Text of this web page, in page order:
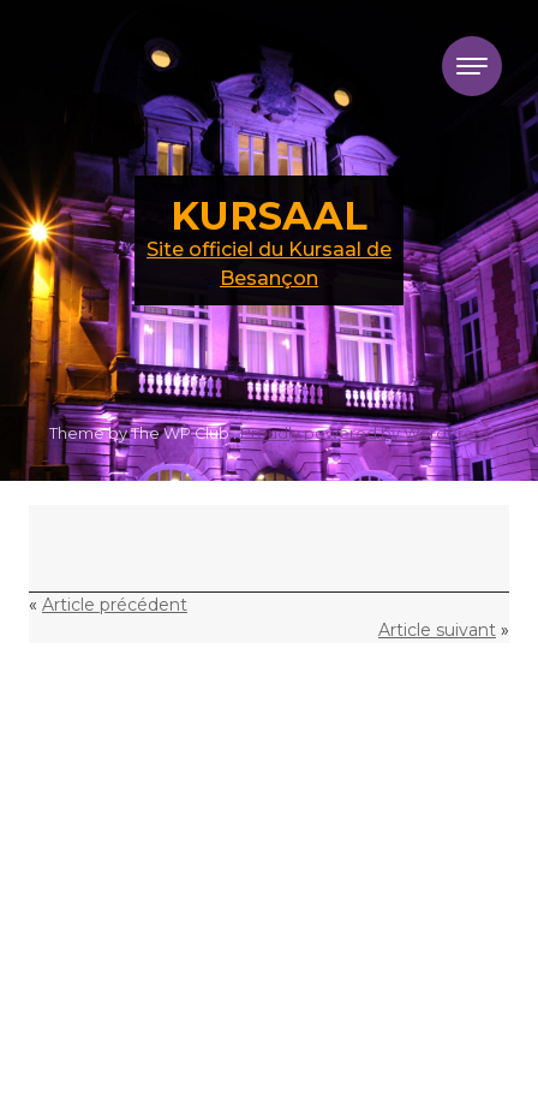
« Article précédent
Article suivant »
KURSAAL
Site officiel du Kursaal de
Besançon
Theme by The WP Club .Proudly powered by WordPress